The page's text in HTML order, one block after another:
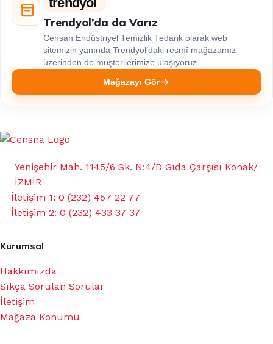
Trendyol’da da Varız
Censan Endüstriyel Temizlik Tedarik olarak web
sitemizin yanında Trendyol’daki resmî mağazamız
üzerinden de müşterilerimize ulaşıyoruz.
Mağazayı Gör
Yenişehir Mah. 1145/6 Sk. N:4/D Gıda Çarşısı Konak/
İZMİR
İletişim 1: 0 (232) 457 22 77
İletişim 2: 0 (232) 433 37 37
Kurumsal
Hakkımızda
Sıkça Sorulan Sorular
İletişim
Mağaza Konumu